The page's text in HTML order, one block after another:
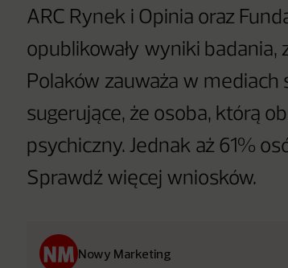
ARC Rynek i Opinia oraz
opublikowały wyniki badania,
Polaków zauważa w mediach
sugerujące, że osoba, którą
psychiczny. Jednak aż 61%
Sprawdź więcej wniosków.
Nowy Marketing